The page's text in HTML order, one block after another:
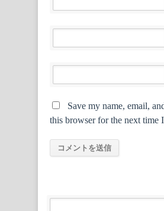
Save my name, email,
this browser for the next time